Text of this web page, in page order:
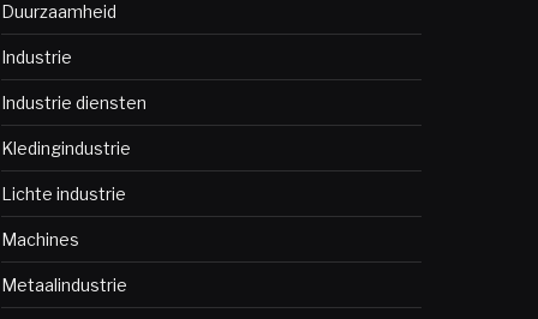
Duurzaamheid
Industrie
Industrie diensten
Kledingindustrie
Lichte industrie
Machines
Metaalindustrie